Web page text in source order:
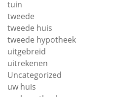
tuin
tweede
tweede huis
tweede hypotheek
uitgebreid
uitrekenen
Uncategorized
uw huis